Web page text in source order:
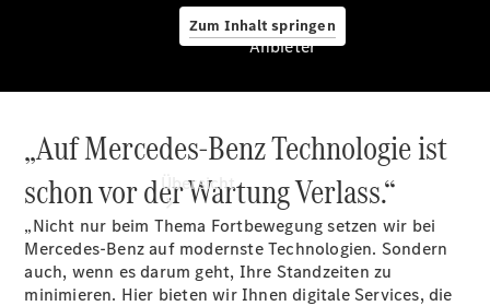
Zum Inhalt springen
Anbieter
Übersicht
Anbieter
„Auf Mercedes-Benz Technologie ist
schon vor der Wartung Verlass.“
„Nicht nur beim Thema Fortbewegung setzen wir bei
Mercedes-Benz auf modernste Technologien. Sondern
auch, wenn es darum geht, Ihre Standzeiten zu
minimieren. Hier bieten wir Ihnen digitale Services, die